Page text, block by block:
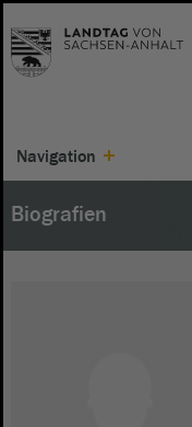
Navigation
Biografien